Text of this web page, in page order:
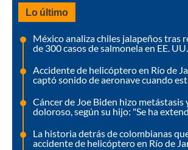
Lo último
México analiza chiles jalapeños tras
de 300 casos de salmonela en EE. UU.
Accidente de helicóptero en Río de
captó sonido de aeronave cuando
Cáncer de Joe Biden hizo metástasis
doloroso, según su hijo: "Se ha
La historia detrás de colombianas
accidente de helicóptero en Río de